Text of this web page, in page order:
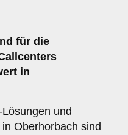
für die
in
und
Oberhorbach sind